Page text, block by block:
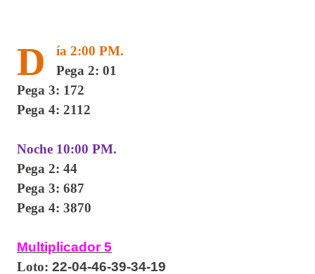
D
ía 2:00 PM.
Pega 2: 01
Pega 3: 172
Pega 4: 2112
Noche 10:00 PM.
Pega 2: 44
Pega 3: 687
Pega 4: 3870
Multiplicador 5
Loto: 22-04-46-39-34-19